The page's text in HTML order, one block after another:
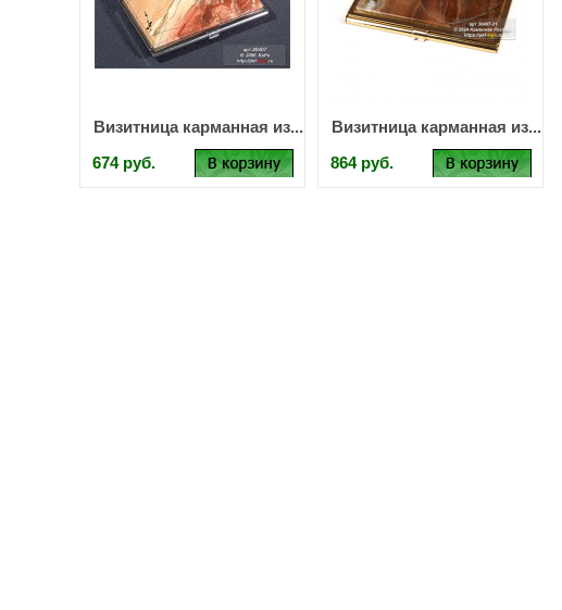
Визитница карманная из...
674 руб.
Визитница карманная из...
864 руб.